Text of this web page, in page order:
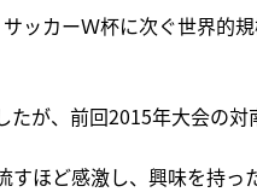
ッカーＷ杯に次ぐ世界的
たが、前回2015年大会の対
ほど感激し、興味を持っ